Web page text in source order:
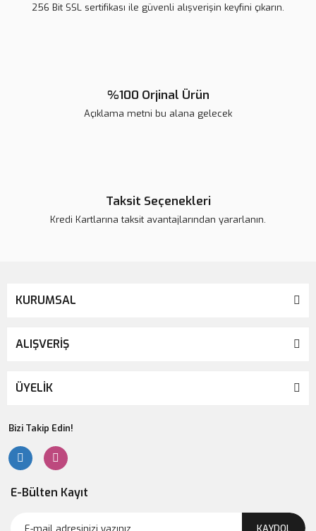
256 Bit SSL sertifikası ile güvenli alışverişin keyfini çıkarın.
%100 Orjinal Ürün
Açıklama metni bu alana gelecek
Taksit Seçenekleri
Kredi Kartlarına taksit avantajlarından yararlanın.
KURUMSAL
ALIŞVERİŞ
ÜYELİK
Bizi Takip Edin!
E-Bülten Kayıt
KAYDOL